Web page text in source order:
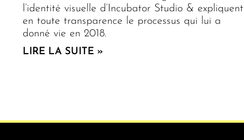
l’identité visuelle d’Incubator Studio & expliquent
en toute transparence le processus qui lui a
donné vie en 2018.
LIRE LA SUITE »